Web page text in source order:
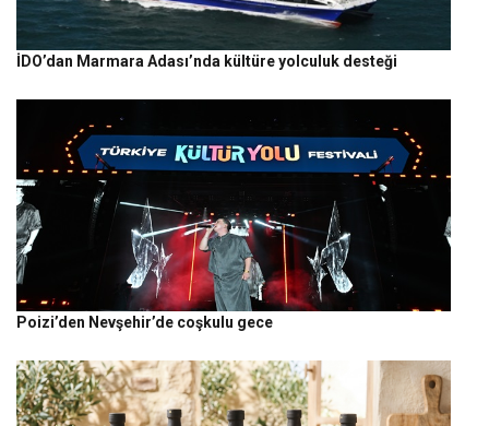
İDO’dan Marmara Adası’nda kültüre yolculuk desteği
Poizi’den Nevşehir’de coşkulu gece